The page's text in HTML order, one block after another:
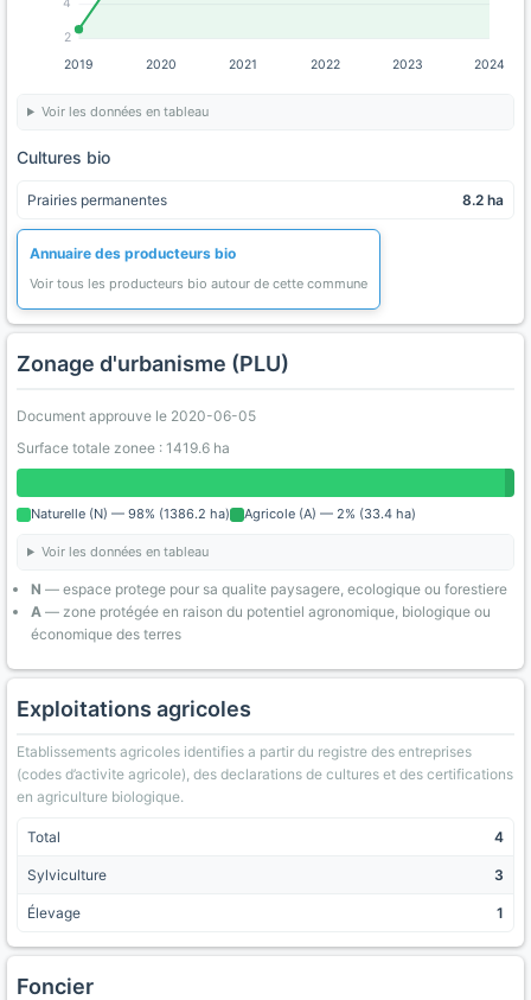
2
4
2019 2020 2021 2022 2023 2024
Voir les données en tableau
Cultures bio
Prairies permanentes 8.2 ha
Annuaire des producteurs bio
Voir tous les producteurs bio autour de cette commune
Zonage d'urbanisme (PLU)
Document approuve le 2020-06-05
Surface totale zonee : 1419.6 ha
Naturelle (N) — 98% (1386.2 ha) Agricole (A) — 2% (33.4 ha)
Voir les données en tableau
N — espace protege pour sa qualite paysagere, ecologique ou forestiere
A — zone protégée en raison du potentiel agronomique, biologique ou
économique des terres
Exploitations agricoles
Etablissements agricoles identifies a partir du registre des entreprises
(codes d’activite agricole), des declarations de cultures et des certifications
en agriculture biologique.
Total 4
Sylviculture 3
Élevage 1
Foncier